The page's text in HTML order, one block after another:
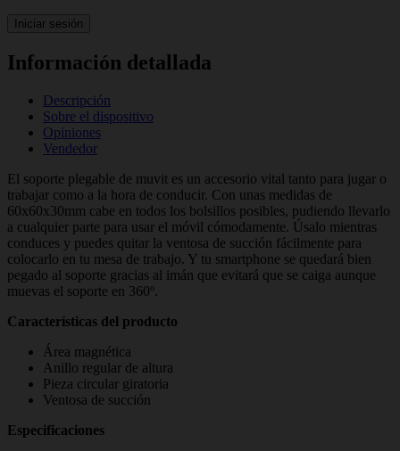
Iniciar sesión
Información detallada
Descripción
Sobre el dispositivo
Opiniones
Vendedor
El soporte plegable de muvit es un accesorio vital tanto para jugar o
trabajar como a la hora de conducir. Con unas medidas de
60x60x30mm cabe en todos los bolsillos posibles, pudiendo llevarlo
a cualquier parte para usar el móvil cómodamente. Úsalo mientras
conduces y puedes quitar la ventosa de succión fácilmente para
colocarlo en tu mesa de trabajo. Y tu smartphone se quedará bien
pegado al soporte gracias al imán que evitará que se caiga aunque
muevas el soporte en 360º.
Características del producto
Área magnética
Anillo regular de altura
Pieza circular giratoria
Ventosa de succión
Especificaciones